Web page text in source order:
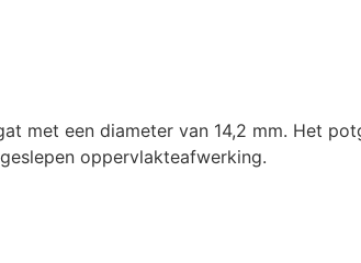
met een diameter van 14,2 mm. Het
oppervlakteafwerking.